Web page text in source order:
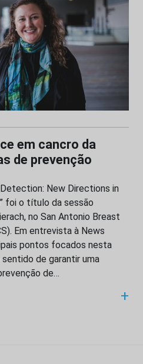
em cancro da
de prevenção
New Directions in
foi o título da sessão
no San Antonio Breast
Em entrevista à News
pontos focados nesta
de garantir uma
de…
+